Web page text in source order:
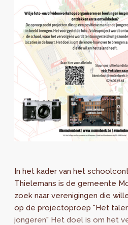
In het kader van het
Thielemans is de gemeente
zoek naar verenigingen die
op de projectoproep "Het
jongeren" Het doel is om het